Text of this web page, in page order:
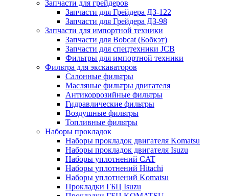
Запчасти для грейдеров
Запчасти для Грейдера ДЗ-122
Запчасти для Грейдера ДЗ-98
Запчасти для импортной техники
Запчасти для Bobcat (Бобкэт)
Запчасти для спецтехники JCB
Фильтры для импортной техники
Фильтра для экскаваторов
Салонные фильтры
Масляные фильтры двигателя
Антикоррозийные фильтры
Гидравлические фильтры
Воздушные фильтры
Топливные фильтры
Наборы прокладок
Наборы прокладок двигателя Komatsu
Наборы прокладок двигателя Isuzu
Наборы уплотнений CAT
Наборы уплотнений Hitachi
Наборы уплотнений Komatsu
Прокладки ГБЦ Isuzu